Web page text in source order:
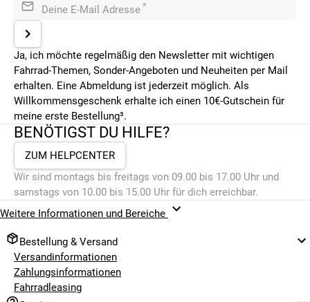
Deine E-Mail Adresse *
Ja, ich möchte regelmäßig den Newsletter mit wichtigen
Fahrrad-Themen, Sonder-Angeboten und Neuheiten per Mail
erhalten. Eine Abmeldung ist jederzeit möglich. Als
Willkommensgeschenk erhalte ich einen 10€-Gutschein für
meine erste Bestellung³.
BENÖTIGST DU HILFE?
ZUM HELPCENTER
Wir sind montags bis freitags von 09.00 bis 17.00 Uhr und
samstags von 10.00 bis 15.00 Uhr für dich erreichbar.
Weitere Informationen und Bereiche
Bestellung & Versand
Versandinformationen
Zahlungsinformationen
Fahrradleasing